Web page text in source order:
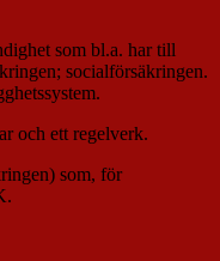
som bl.a. har till
socialförsäkringen.
och ett regelverk.
som, för